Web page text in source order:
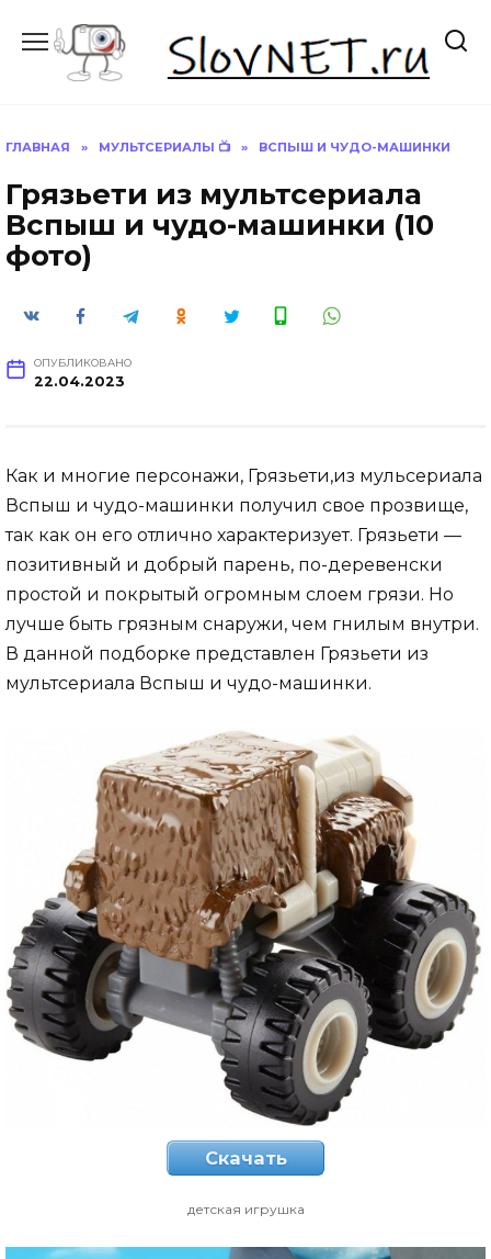
содержанию
ГЛАВНАЯ » МУЛЬТСЕРИАЛЫ 📺 » ВСПЫШ И ЧУДО-МАШИНКИ
Грязьети из мультсериала
Вспыш и чудо-машинки (10
фото)
ОПУБЛИКОВАНО
22.04.2023
Как и многие персонажи, Грязьети,из мульсериала
Вспыш и чудо-машинки получил свое прозвище,
так как он его отлично характеризует. Грязьети —
позитивный и добрый парень, по-деревенски
простой и покрытый огромным слоем грязи. Но
лучше быть грязным снаружи, чем гнилым внутри.
В данной подборке представлен Грязьети из
мультсериала Вспыш и чудо-машинки.
Скачать
детская игрушка